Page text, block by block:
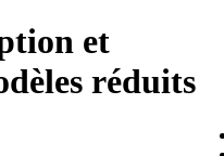
et
réduits